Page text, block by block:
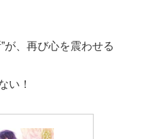
が、再び心を震わせる
い！